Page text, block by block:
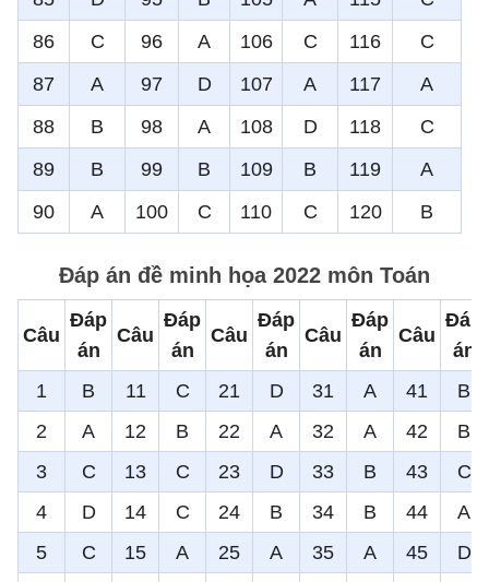
86
C 96 A 106 C 116
C
87
A 97 D 107 A 117
A
88
B 98 A 108 D 118
C
89
B 99 B 109 B 119
A
90
A 100 C 110 C 120 B
Đáp án đề minh họa 2022 môn Toán
Câu
Đáp
án
Câu
Đáp
án
Câu
Đáp
án
Câu
Đáp
án
Câu
Đáp
án
1
B 11 C 21 D 31 A 41
B
2
A 12 B 22 A 32 A 42
B
3
C 13 C 23 D 33 B 43
C
4
D 14 C 24 B 34 B 44
A
5
C 15 A 25 A 35 A 45
D